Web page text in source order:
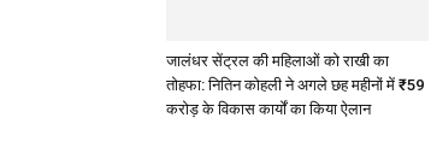
जालंधर सेंट्रल की महिलाओं को राखी का
तोहफा: नितिन कोहली ने अगले छह महीनों में ₹59
करोड़ के विकास कार्यों का किया ऐलान